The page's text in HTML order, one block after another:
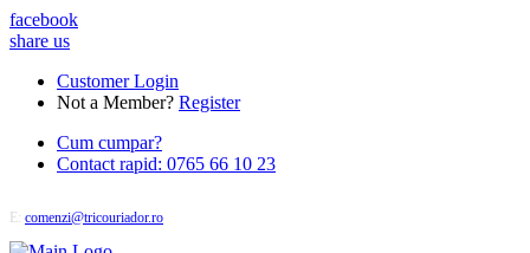
facebook
share us
Customer Login
Not a Member? Register
Cum cumpar?
Contact rapid: 0765 66 10 23
E: comenzi@tricouriador.ro